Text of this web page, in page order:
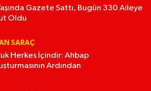
Gazete Sattı, Bugün 330 Aileye
Oldu
SARAÇ
Herkes İçindir: Ahbap
Ardından